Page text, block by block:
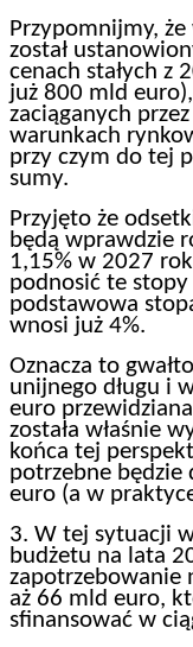
Przypomnijmy,
został
cenach stałych z
już 800 mld
zaciąganych
warunkach
przy czym do tej
sumy.
Przyjęto że
będą wprawdzie
1,15% w 2027
podnosić te stopy
podstawowa
wnosi już 4%.
Oznacza to
unijnego długu i
euro
została właśnie
końca tej
potrzebne
euro (a w
3. W tej sytuacji
budżetu na lata
zapotrzebowanie
aż 66 mld euro,
sfinansować w